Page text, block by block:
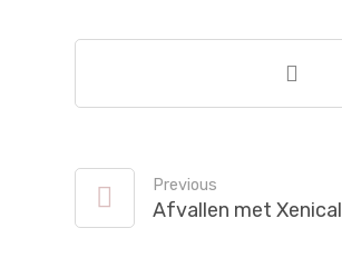
Previous
Afvallen met Xenical